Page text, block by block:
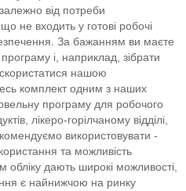
від потреби
не входить у готові робочі
За бажанням ви маєте
і, наприклад, зібрати
нашою
комплект одним з наших
програму для робочого
лікеро-горілчаному відділі,
використовувати -
та можливість
обліку дають широкі можливості,
є найнижчою на ринку